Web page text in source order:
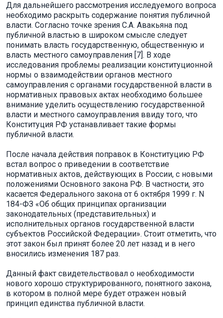
Для дальнейшего рассмотрения исследуемого вопроса
необходимо раскрыть содержание понятия публичной
власти. Согласно точке зрения С.А. Авакьяна под
публичной властью в широком смысле следует
понимать власть государственную, общественную и
власть местного самоуправления [7]. В ходе
исследования проблемы реализации конституционной
нормы о взаимодействии органов местного
самоуправления с органами государственной власти в
нормативных правовых актах необходимо большее
внимание уделить осуществлению государственной
власти и местного самоуправления ввиду того, что
Конституция РФ устанавливает такие формы
публичной власти.
После начала действия поправок в Конституцию РФ
встал вопрос о приведении в соответствие
нормативных актов, действующих в России, с новыми
положениями Основного закона РФ. В частности, это
касается Федерального закона от 6 октября 1999 г. N
184-ФЗ «Об общих принципах организации
законодательных (представительных) и
исполнительных органов государственной власти
субъектов Российской Федерации». Стоит отметить, что
этот закон был принят более 20 лет назад и в него
вносились изменения 187 раз.
Данный факт свидетельствовал о необходимости
нового хорошо структурированного, понятного закона,
в котором в полной мере будет отражен новый
принцип единства публичной власти.